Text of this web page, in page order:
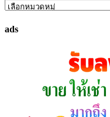
ค้นหา
ที่
ads